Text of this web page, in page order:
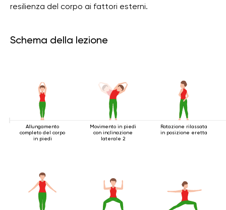
resilienza del corpo ai fattori esterni.
Schema della lezione
Allungamento
completo del corpo
in piedi
Movimento in piedi
con inclinazione
laterale 2
Rotazione rilassata
in posizione eretta